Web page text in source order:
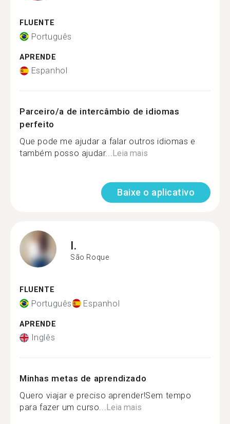
FLUENTE
Português
APRENDE
Espanhol
Parceiro/a de intercâmbio de idiomas
perfeito
Que pode me ajudar a falar outros idiomas e
também posso ajudar...Leia mais
Baixe o aplicativo
I.
São Roque
FLUENTE
Português Espanhol
APRENDE
Inglês
Minhas metas de aprendizado
Quero viajar e preciso aprender!Sem tempo
para fazer um curso...Leia mais